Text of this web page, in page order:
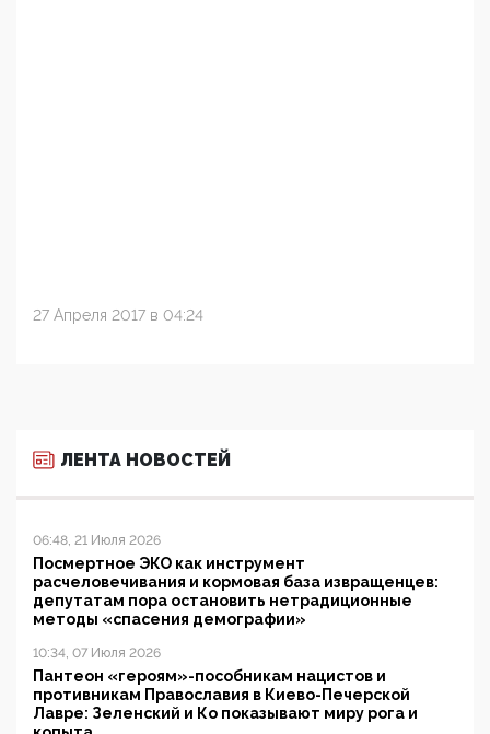
27 Апреля 2017 в 04:24
ЛЕНТА НОВОСТЕЙ
06:48, 21 Июля 2026
Посмертное ЭКО как инструмент
расчеловечивания и кормовая база извращенцев:
депутатам пора остановить нетрадиционные
методы «спасения демографии»
10:34, 07 Июля 2026
Пантеон «героям»-пособникам нацистов и
противникам Православия в Киево-Печерской
Лавре: Зеленский и Ко показывают миру рога и